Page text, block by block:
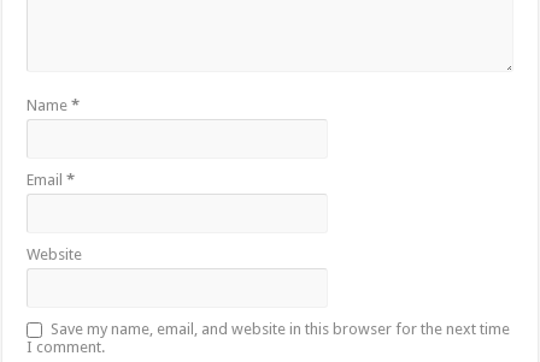
Name*
Email*
Website
Save my name, email, and website in this browser for the next time
I comment.